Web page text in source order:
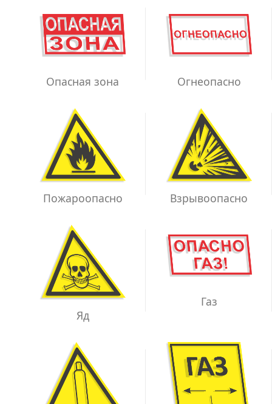
Опасная зона Огнеопасно
Пожароопасно Взрывоопасно
Яд
Газ